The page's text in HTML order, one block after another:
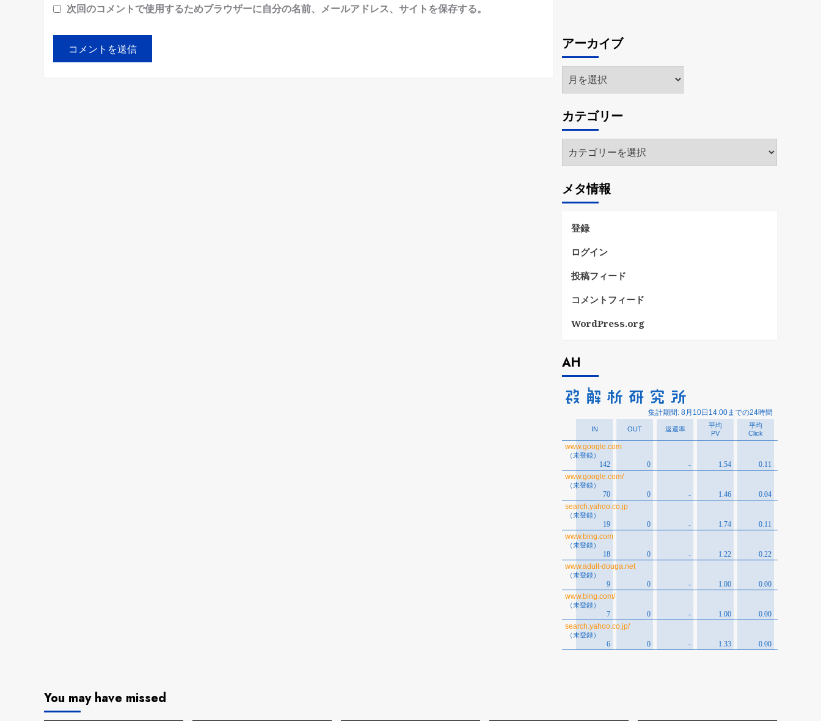
次回のコメントで使用するためブラウザーに自分の名前、メールアドレス、サイトを保存する。
アーカイブ
ア
ー
イ
ブ
カテゴリー
テ
リ
ー
メタ情報
登録
ログイン
投稿フィード
コメントフィード
WordPress.org
AH
You may have missed